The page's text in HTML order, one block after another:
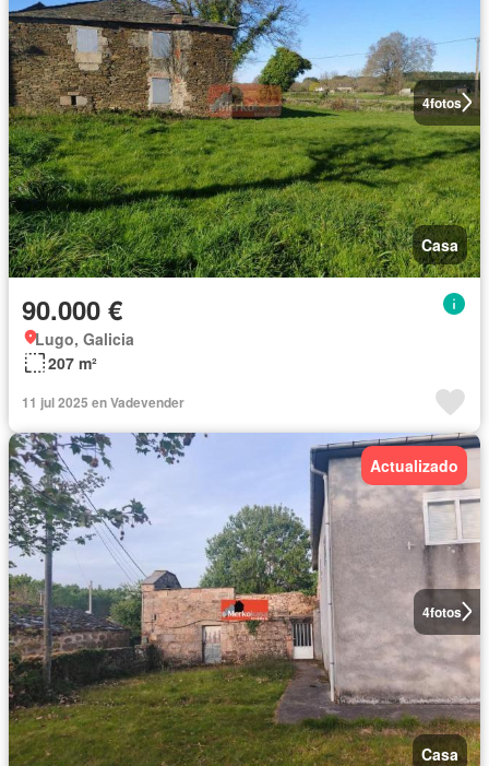
4fotos
Casa
90.000 €
Lugo, Galicia
207 m²
11 jul 2025 en Vadevender
4fotos
Actualizado
Casa